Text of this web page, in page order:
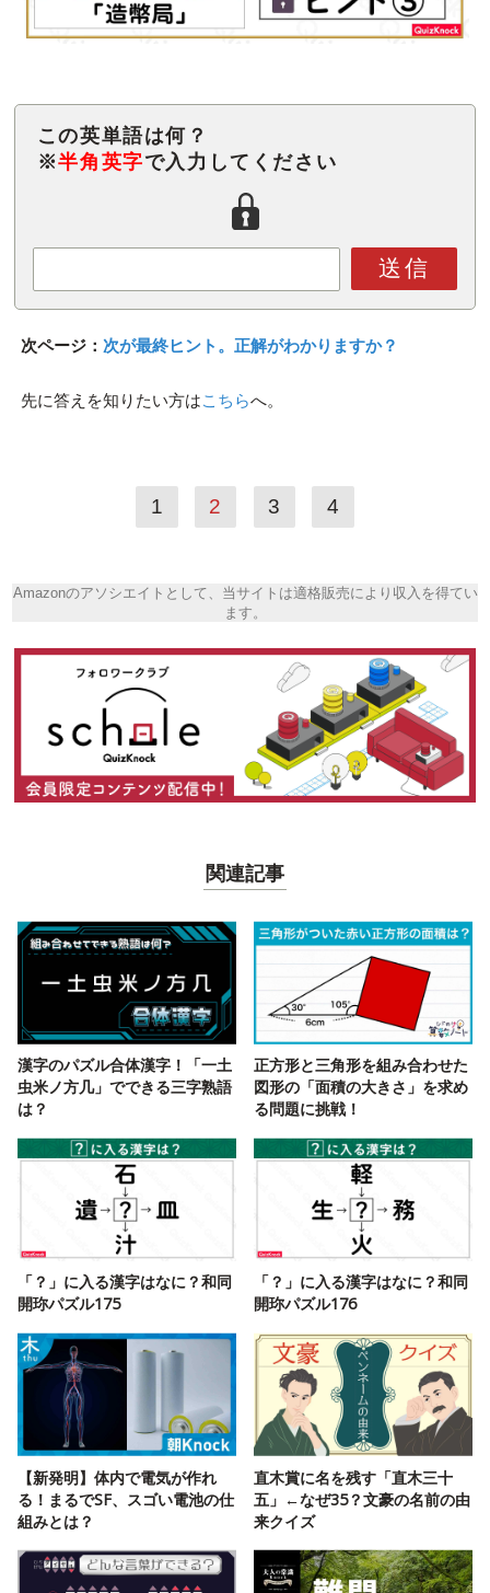
この英単語は何？
※半角英字で入力してください
送信
次ページ： 次が最終ヒント。正解がわかりますか？
先に答えを知りたい方はこちらへ。
1 2 3 4
Amazonのアソシエイトとして、当サイトは適格販売により収入を得てい
ます。
関連記事
漢字のパズル合体漢字！「一土
虫米ノ方几」でできる三字熟語
は？
正方形と三角形を組み合わせた
図形の「面積の大きさ」を求め
る問題に挑戦！
「？」に入る漢字はなに？和同
開珎パズル175
「？」に入る漢字はなに？和同
開珎パズル176
【新発明】体内で電気が作れ
る！まるでSF、スゴい電池の仕
組みとは？
直木賞に名を残す「直木三十
五」←なぜ35？文豪の名前の由
来クイズ